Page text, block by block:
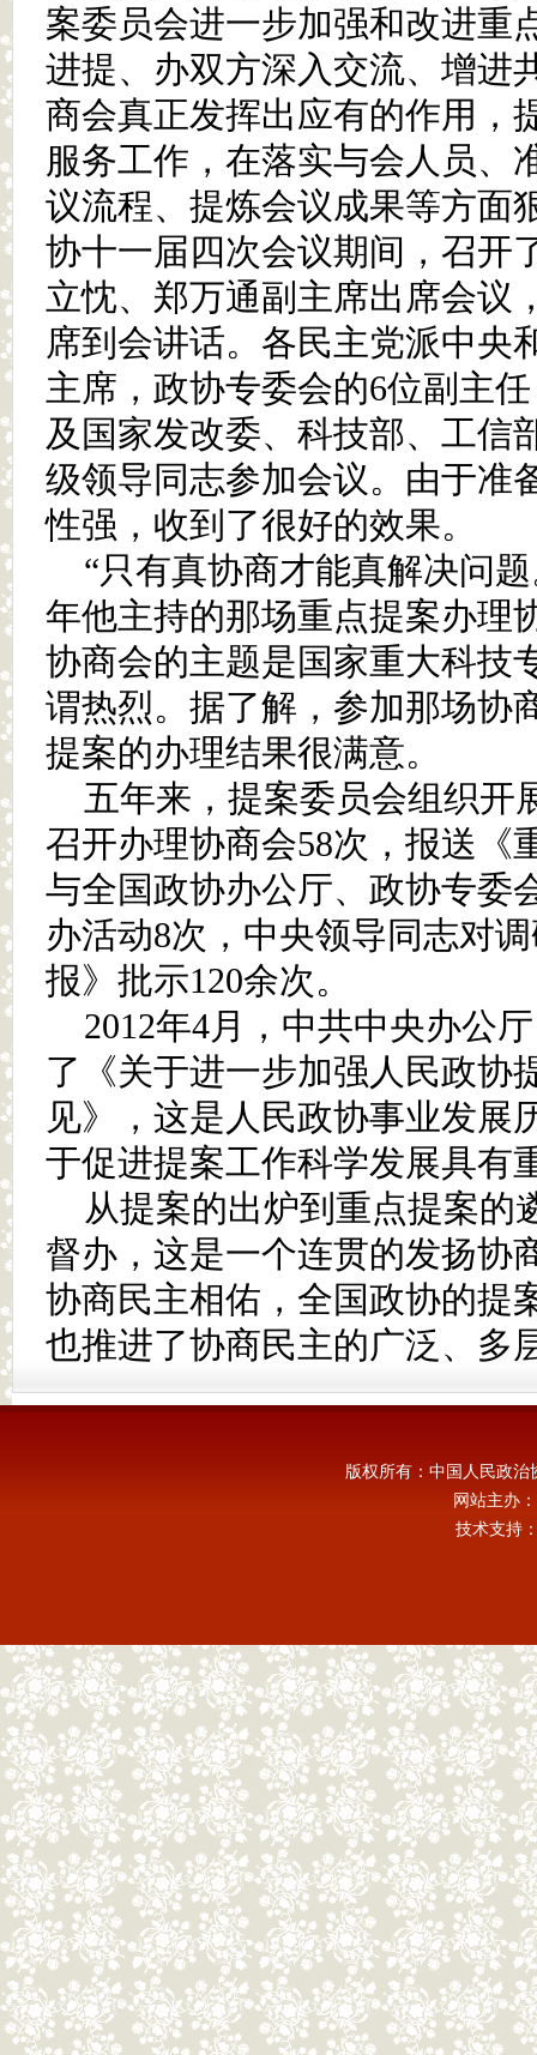
案委员会进一步加强和改进重
进提、办双方深入交流、增进
商会真正发挥出应有的作用，
服务工作，在落实与会人员、
议流程、提炼会议成果等方面
协十一届四次会议期间，召开
立忱、郑万通副主席出席会议
席到会讲话。各民主党派中央
主席，政协专委会的6位副主
及国家发改委、科技部、工信
级领导同志参加会议。由于准
性强，收到了很好的效果。
“只有真协商才能真解决问
年他主持的那场重点提案办理
协商会的主题是国家重大科技
谓热烈。据了解，参加那场协
提案的办理结果很满意。
五年来，提案委员会组织开
召开办理协商会58次，报送《
与全国政协办公厅、政协专委
办活动8次，中央领导同志对
报》批示120余次。
2012年4月，中共中央办公
了《关于进一步加强人民政协
见》，这是人民政协事业发展
于促进提案工作科学发展具有
从提案的出炉到重点提案的
督办，这是一个连贯的发扬协
协商民主相佑，全国政协的提
也推进了协商民主的广泛、多
版权所有：中国人民政
网站主办
技术支持